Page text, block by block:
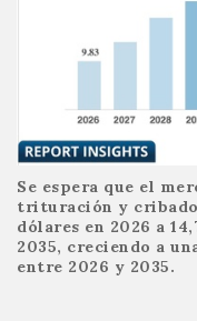
Se espera que el
trituración y cribado
dólares en 2026 a
2035, creciendo a
entre 2026 y 2035.